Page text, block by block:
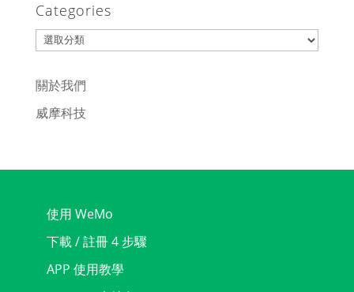
Categories
Categories
關於我們
威摩科技
使用 WeMo
下載 / 註冊 4 步驟
APP 使用教學